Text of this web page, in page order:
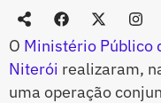
O Ministério Público
Niterói realizaram,
uma operação